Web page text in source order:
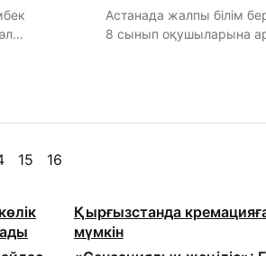
Астанада жалпы білім
8 сынып оқушыларына
15 16
Қырғызстанда
мүмкін